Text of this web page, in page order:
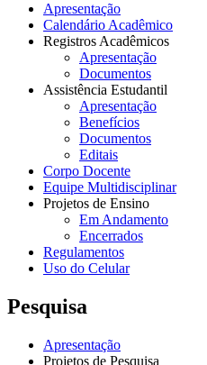
Apresentação
Calendário Acadêmico
Registros Acadêmicos
Apresentação
Documentos
Assistência Estudantil
Apresentação
Benefícios
Documentos
Editais
Corpo Docente
Equipe Multidisciplinar
Projetos de Ensino
Em Andamento
Encerrados
Regulamentos
Uso do Celular
Pesquisa
Apresentação
Projetos de Pesquisa